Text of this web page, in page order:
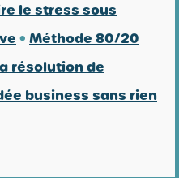
le stress sous
• Méthode 80/20
résolution de
business sans rien